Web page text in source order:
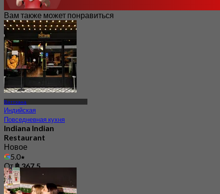
Вам также может понравиться
Ваттхана
Индийская
Повседневная кухня
Indiana Indian
Restaurant
Новое
5.0
От฿ 367.5